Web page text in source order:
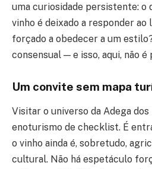
uma curiosidade persistente: o
vinho é deixado a responder ao
forçado a obedecer a um
consensual — e isso, aqui, não
Um convite sem mapa
Visitar o universo da Adega
enoturismo de checklist. É
o vinho ainda é, sobretudo,
cultural. Não há espetáculo